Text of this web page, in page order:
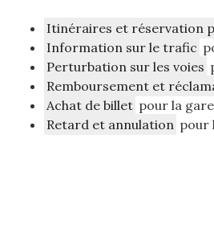
Itinéraires et réservation
Information sur le trafic
Perturbation sur les voies
Remboursement et
Achat de billet pour la
Retard et annulation pour